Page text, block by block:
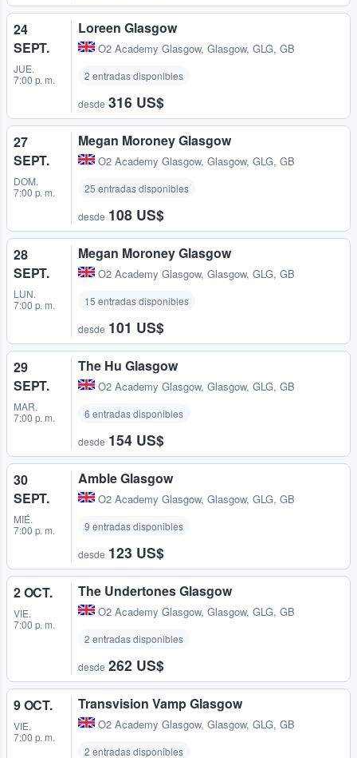
24
SEPT.
JUE.
7:00 p. m.
Loreen Glasgow
O2 Academy Glasgow, Glasgow, GLG, GB
2 entradas disponibles
desde 316 US$
27
SEPT.
DOM.
7:00 p. m.
Megan Moroney Glasgow
O2 Academy Glasgow, Glasgow, GLG, GB
25 entradas disponibles
desde 108 US$
28
SEPT.
LUN.
7:00 p. m.
Megan Moroney Glasgow
O2 Academy Glasgow, Glasgow, GLG, GB
15 entradas disponibles
desde 101 US$
29
SEPT.
MAR.
7:00 p. m.
The Hu Glasgow
O2 Academy Glasgow, Glasgow, GLG, GB
6 entradas disponibles
desde 154 US$
30
SEPT.
MIÉ.
7:00 p. m.
Amble Glasgow
O2 Academy Glasgow, Glasgow, GLG, GB
9 entradas disponibles
desde 123 US$
2 OCT.
VIE.
7:00 p. m.
The Undertones Glasgow
O2 Academy Glasgow, Glasgow, GLG, GB
2 entradas disponibles
desde 262 US$
9 OCT.
VIE.
7:00 p. m.
Transvision Vamp Glasgow
O2 Academy Glasgow, Glasgow, GLG, GB
2 entradas disponibles